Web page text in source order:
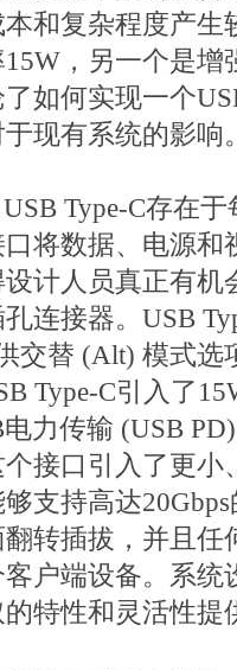
和复杂程度产生
，另一个是
如何实现一个
现有系统的影响
Type-C存在
将数据、电源和
计人员真正有机
连接器。USB
交替 (Alt) 模式选
Type-C引入了
力传输 (USB
接口引入了更小
支持高达
转插拔，并且任
户端设备。系统
特性和灵活性提